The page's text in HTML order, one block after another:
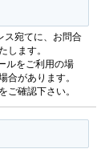
ス宛てに、お問合
します。
ルをご利用の場
合があります。
ご確認下さい。